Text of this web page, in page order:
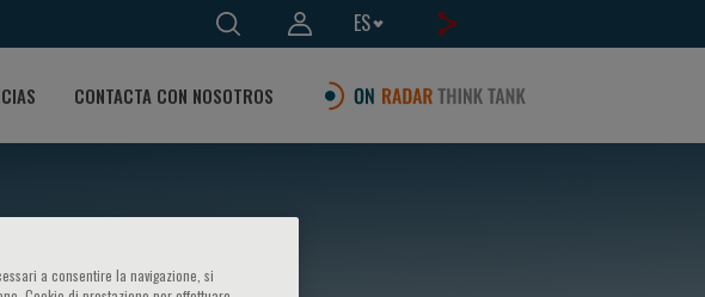
ES
CONTACTA CON NOSOTROS
a consentire la navigazione, si